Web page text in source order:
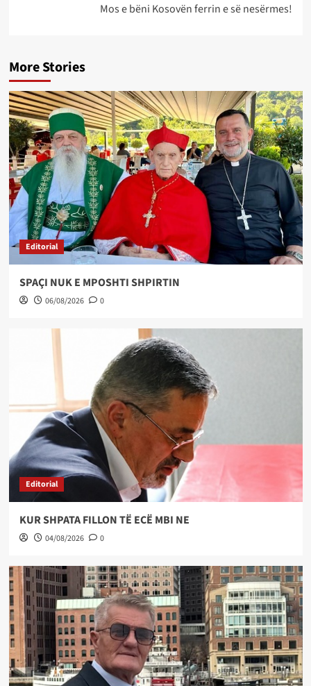
Mos e bëni Kosovën ferrin e së nesërmes!
More Stories
Editorial
SPAÇI NUK E MPOSHTI SHPIRTIN
06/08/2026 0
Editorial
KUR SHPATA FILLON TË ECË MBI NE
04/08/2026 0